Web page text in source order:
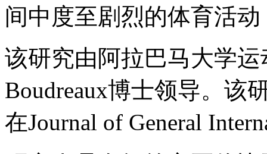
间中度至剧烈的体育活
该研究由阿拉巴马大学运
Boudreaux博士领导。该
在Journal of General